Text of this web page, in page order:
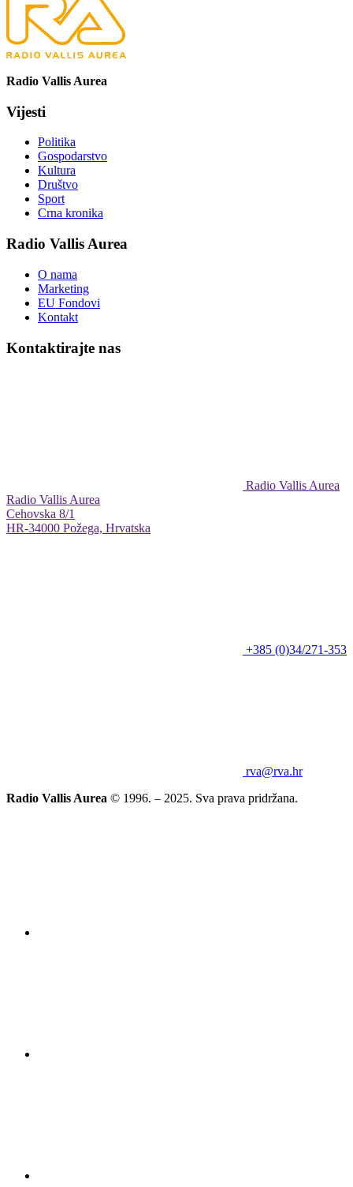
Radio Vallis Aurea
Vijesti
Politika
Gospodarstvo
Kultura
Društvo
Sport
Crna kronika
Radio Vallis Aurea
O nama
Marketing
EU Fondovi
Kontakt
Kontaktirajte nas
Radio Vallis Aurea
Radio Vallis Aurea
Cehovska 8/1
HR-34000 Požega, Hrvatska
+385 (0)34/271-353
rva@rva.hr
Radio Vallis Aurea © 1996. – 2025. Sva prava pridržana.